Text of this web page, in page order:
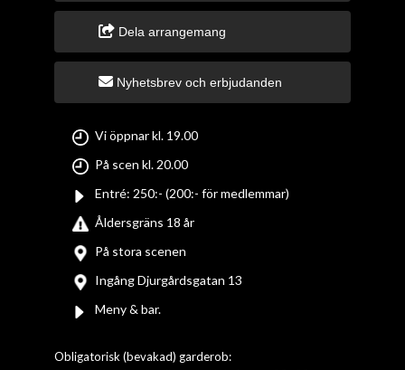
Dela arrangemang
Nyhetsbrev och erbjudanden
Vi öppnar kl. 19.00
På scen kl. 20.00
Entré: 250:- (200:- för medlemmar)
Åldersgräns 18 år
På stora scenen
Ingång Djurgårdsgatan 13
Meny & bar.
Obligatorisk (bevakad) garderob: